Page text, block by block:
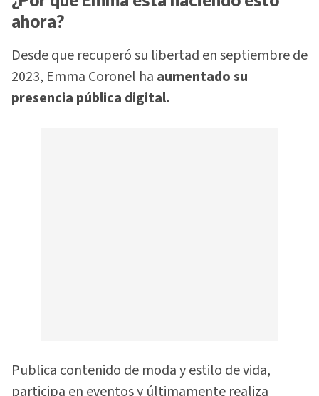
ahora?
Desde que recuperó su libertad en septiembre de
2023, Emma Coronel ha aumentado su
presencia pública digital.
Publica contenido de moda y estilo de vida,
participa en eventos y últimamente realiza